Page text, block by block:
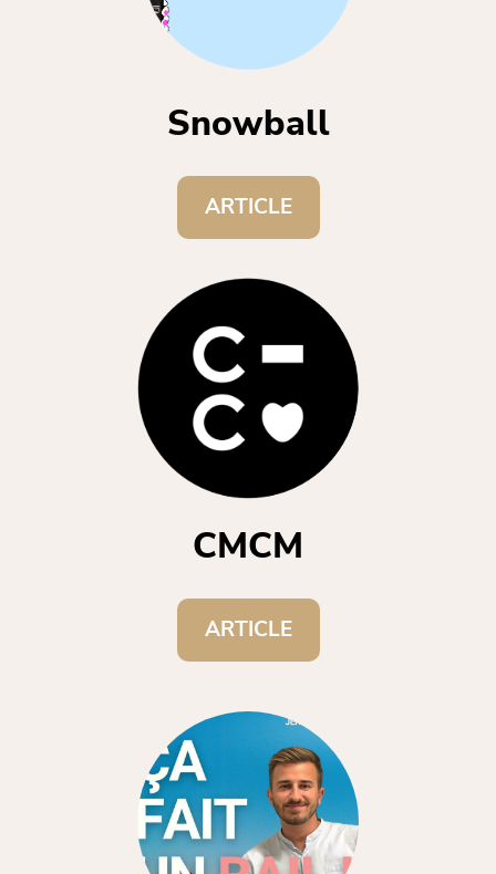
Snowball
ARTICLE
CMCM
ARTICLE